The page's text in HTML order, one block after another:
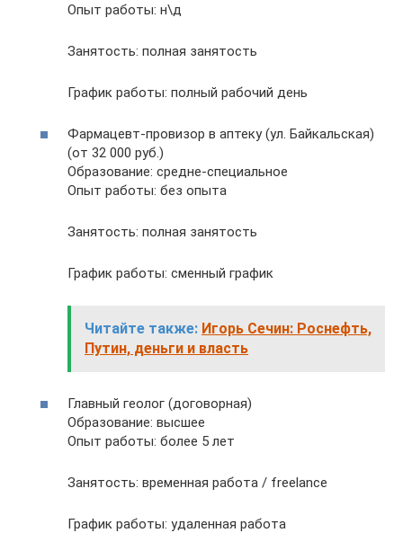
Опыт работы: н\д
Занятость: полная занятость
График работы: полный рабочий день
Фармацевт-провизор в аптеку (ул. Байкальская)
(от 32 000 руб.)
Образование: средне-специальное
Опыт работы: без опыта
Занятость: полная занятость
График работы: сменный график
Читайте также: Игорь Сечин: Роснефть,
Путин, деньги и власть
Главный геолог (договорная)
Образование: высшее
Опыт работы: более 5 лет
Занятость: временная работа / freelance
График работы: удаленная работа